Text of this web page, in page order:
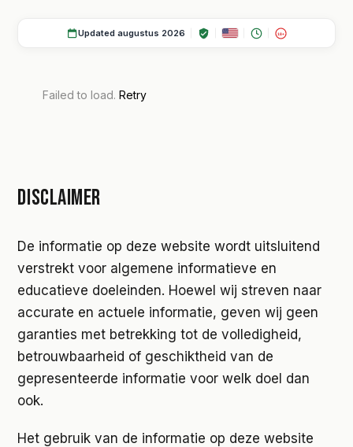
Updated augustus 2026 18+
Failed to load.Retry
DISCLAIMER
De informatie op deze website wordt uitsluitend
verstrekt voor algemene informatieve en
educatieve doeleinden. Hoewel wij streven naar
accurate en actuele informatie, geven wij geen
garanties met betrekking tot de volledigheid,
betrouwbaarheid of geschiktheid van de
gepresenteerde informatie voor welk doel dan
ook.
Het gebruik van de informatie op deze website